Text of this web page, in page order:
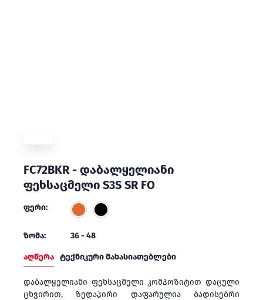
FC72BKR - დაბალყელიანი
ფეხსაცმელი S3S SR FO
ფერი:
ზომა: 36 - 48
აღწერა ტექნიკური მახასიათებლები
დაბალყელიანი ფეხსაცმელი კომპოზიტით დაცული
ცხვირით, ზედაპირი დაფარულია ბადისებრი